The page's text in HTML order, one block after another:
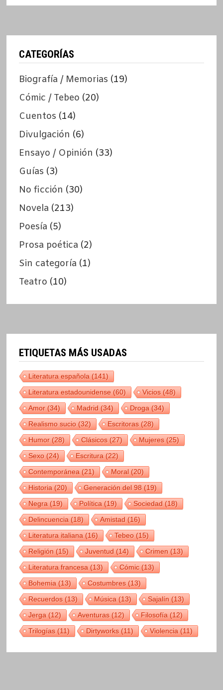
CATEGORÍAS
Biografía / Memorias (19)
Cómic / Tebeo (20)
Cuentos (14)
Divulgación (6)
Ensayo / Opinión (33)
Guías (3)
No ficción (30)
Novela (213)
Poesía (5)
Prosa poética (2)
Sin categoría (1)
Teatro (10)
ETIQUETAS MÁS USADAS
Literatura española(141)
Literatura estadounidense(60) Vicios(48)
Amor(34) Madrid(34) Droga(34)
Realismo sucio(32) Escritoras(28)
Humor(28) Clásicos(27) Mujeres(25)
Sexo(24) Escritura(22)
Contemporánea(21) Moral(20)
Historia(20) Generación del 98(19)
Negra(19) Política(19) Sociedad(18)
Delincuencia(18) Amistad(16)
Literatura italiana(16) Tebeo(15)
Religión(15) Juventud(14) Crimen(13)
Literatura francesa(13) Cómic(13)
Bohemia(13) Costumbres(13)
Recuerdos(13) Música(13) Sajalín(13)
Jerga(12) Aventuras(12) Filosofía(12)
Trilogías(11) Dirtyworks(11) Violencia(11)